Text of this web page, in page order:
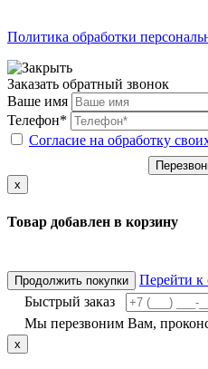
Политика обработки
Заказать обратный звонок
Ваше имя
Телефон*
Согласие на обработку
x
Товар добавлен в корзину
Продолжить покупки
Перейти
Быстрый заказ
Мы перезвоним Вам,
x